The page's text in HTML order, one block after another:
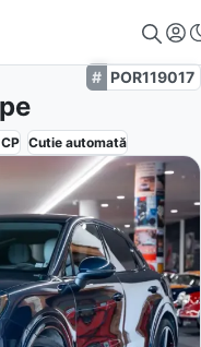
POR119017
CP Cutie automată